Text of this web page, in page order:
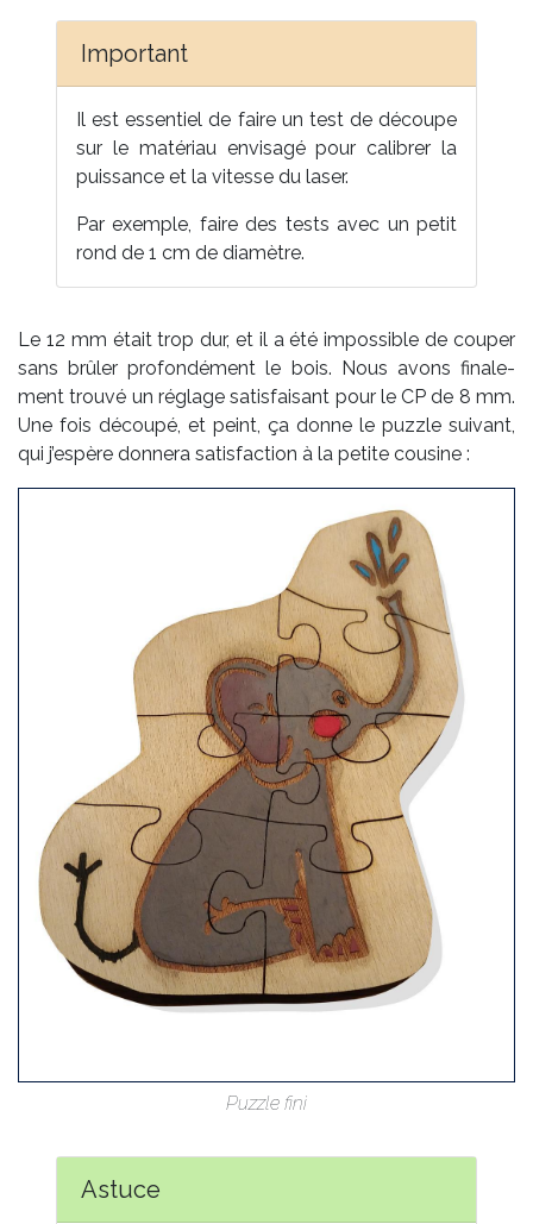
Im­por­tant
Il est es­sen­tiel de faire un test de dé­coupe
sur le ma­té­riau en­vi­sa­gé pour ca­li­brer la
puis­sance et la vi­tesse du la­ser.
Par exem­ple, faire des tests avec un pe­tit
rond de 1 cm de dia­mètre.
Le 12 mm était trop dur, et il a été im­pos­sible de cou­per
sans brû­ler pro­fon­dé­ment le bois. Nous avons fi­na­le­
ment trou­vé un ré­glage sa­tis­fai­sant pour leCP de 8 mm.
Une fois dé­cou­pé, et peint, ça donne le puzzle sui­vant,
qui j’es­père don­ne­ra sa­tis­fac­tion à la pe­tite cou­si­ne :
Puzzle fi­ni
As­tuce